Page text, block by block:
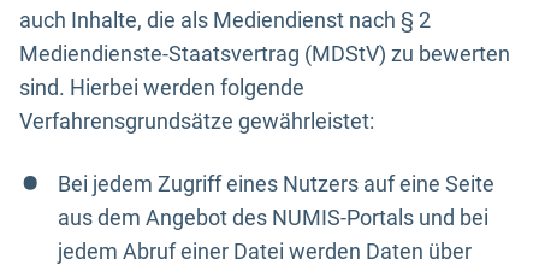
auch Inhalte, die als Mediendienst nach § 2
Mediendienste-Staatsvertrag (MDStV) zu bewerten
sind. Hierbei werden folgende
Verfahrensgrundsätze gewährleistet:
Bei jedem Zugriff eines Nutzers auf eine Seite
aus dem Angebot des NUMIS-Portals und bei
jedem Abruf einer Datei werden Daten über